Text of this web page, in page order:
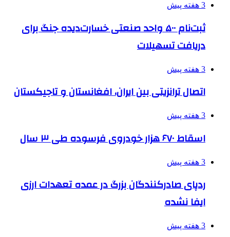
3 هفته پیش
ثبت‌نام ۵۰۰ واحد صنعتی خسارت‌دیده جنگ برای
دریافت تسهیلات
3 هفته پیش
اتصال ترانزیتی بین ایران، افغانستان و تاجیکستان
3 هفته پیش
اسقاط ۶۷۰ هزار خودروی فرسوده طی ۳ سال
3 هفته پیش
ردپای صادرکنندگان بزرگ در عمده تعهدات ارزی
ایفا نشده
3 هفته پیش